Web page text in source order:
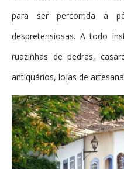
para ser percorrida a
despretensiosas. A todo
ruazinhas de pedras,
antiquários, lojas de